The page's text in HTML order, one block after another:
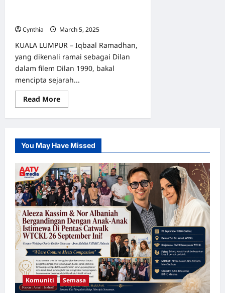
Cynthia
March 5, 2025
KUALA LUMPUR – Iqbaal Ramadhan,
yang dikenali ramai sebagai Dilan
dalam filem Dilan 1990, bakal
mencipta sejarah...
Read MoreRead
more
BAALE
Live
di
Kuala
Lumpur:
Malam
Penuh
Magis
dan
Nostalgia
di
Zepp
KL
You May Have Missed
Komuniti Semasa